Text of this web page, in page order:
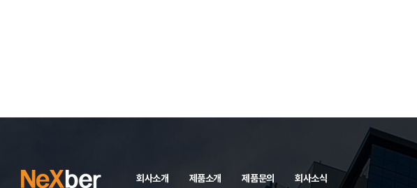
회사소개 제품소개 제품문의 회사소식